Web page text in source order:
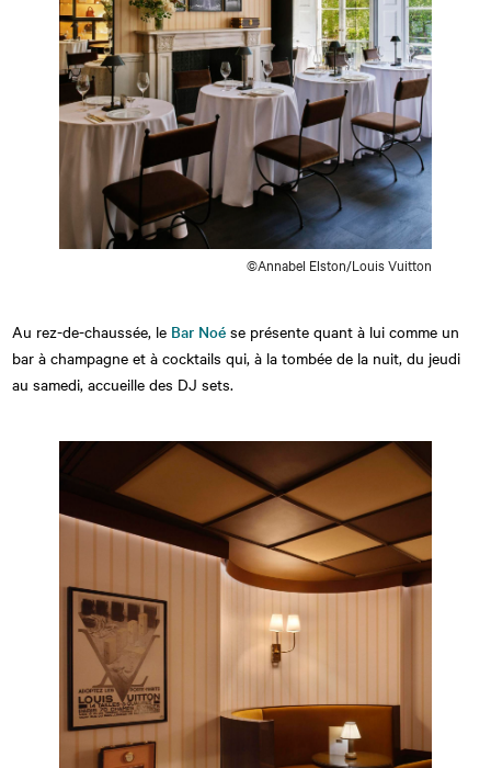
©Annabel Elston/Louis Vuitton
Au rez-de-chaussée, le Bar Noé se présente quant à lui comme un
bar à champagne et à cocktails qui, à la tombée de la nuit, du jeudi
au samedi, accueille des DJ sets.